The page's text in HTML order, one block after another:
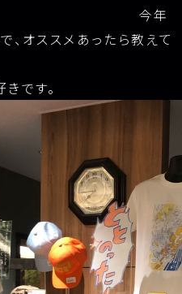
今年
、オススメあったら教えて
です。